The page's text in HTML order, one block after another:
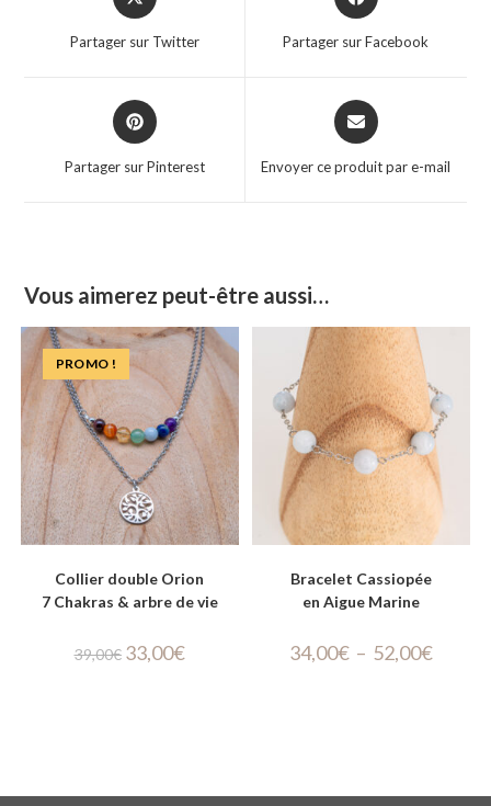
Partager sur Twitter Partager sur Facebook
Partager sur Pinterest Envoyer ce produit par e-mail
Vous aimerez peut-être aussi…
PROMO !
Collier double Orion
7 Chakras & arbre de vie
39,00€ 33,00€
Bracelet Cassiopée
en Aigue Marine
34,00€ – 52,00€